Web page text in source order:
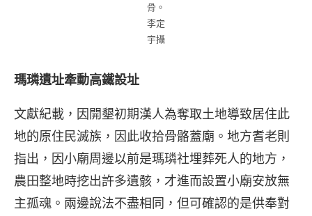
骨。
李定
宇攝
瑪璘遺址牽動高鐵設址
文獻紀載，因開墾初期漢人為奪取土地導致居住此
地的原住民滅族，因此收拾骨骼蓋廟。地方耆老則
指出，因小廟周邊以前是瑪璘社埋葬死人的地方，
農田整地時挖出許多遺骸，才進而設置小廟安放無
主孤魂。兩邊說法不盡相同，但可確認的是供奉對